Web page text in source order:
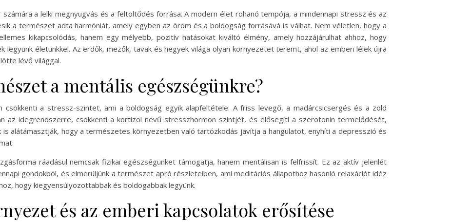
a lelki megnyugvás és a feltöltődés forrása. A modern élet rohanó tempója, a mindennapi stressz és az
a természet adta harmóniát, amely egyben az öröm és a boldogság forrásává is válhat. Nem véletlen, hogy a
kikapcsolódás, hanem egy mélyebb, pozitív hatásokat kiváltó élmény, amely hozzájárulhat ahhoz, hogy
életünkkel. Az erdők, mezők, tavak és hegyek világa olyan környezetet teremt, ahol az emberi lélek újra
lévő világgal.
a mentális egészségünkre?
a stressz-szintet, ami a boldogság egyik alapfeltétele. A friss levegő, a madárcsicsergés és a zöld
az idegrendszerre, csökkenti a kortizol nevű stresszhormon szintjét, és elősegíti a szerotonin termelődését,
alátámasztják, hogy a természetes környezetben való tartózkodás javítja a hangulatot, enyhíti a depresszió és
ráadásul nemcsak fizikai egészségünket támogatja, hanem mentálisan is felfrissít. Ez az aktív jelenlét
gondokból, és elmerüljünk a természet apró részleteiben, ami meditációs állapothoz hasonló relaxációt idéz
hogy kiegyensúlyozottabbak és boldogabbak legyünk.
és az emberi kapcsolatok erősítése